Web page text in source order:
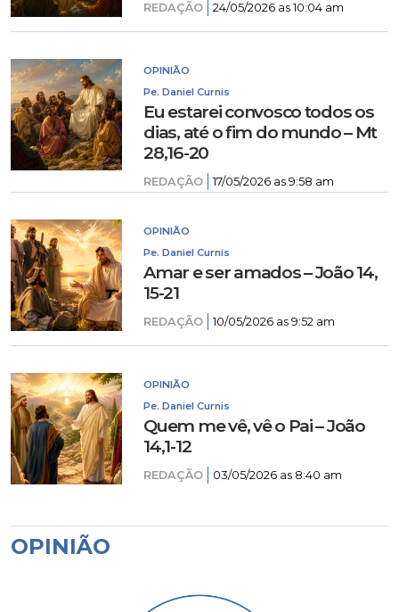
REDAÇÃO 24/05/2026 as 10:04 am
OPINIÃO
Pe. Daniel Curnis
Eu estarei convosco todos os
dias, até o fim do mundo – Mt
28,16-20
REDAÇÃO 17/05/2026 as 9:58 am
OPINIÃO
Pe. Daniel Curnis
Amar e ser amados – João 14,
15-21
REDAÇÃO 10/05/2026 as 9:52 am
OPINIÃO
Pe. Daniel Curnis
Quem me vê, vê o Pai – João
14,1-12
REDAÇÃO 03/05/2026 as 8:40 am
OPINIÃO